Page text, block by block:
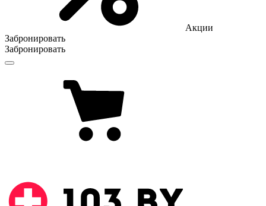
Акции
Забронировать
Забронировать